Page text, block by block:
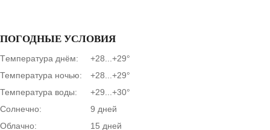
ПОГОДНЫЕ УСЛОВИЯ
Tемпература днём:
+28...+29°
Температура ночью:
+28...+29°
Температура воды:
+29...+30°
Солнечно:
9 дней
Облачно:
15 дней